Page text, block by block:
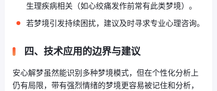
生理疾病相关（如心绞痛发作前常有此类梦境）。
若梦境引发持续困扰，建议及时寻求专业心理咨询。
四、技术应用的边界与建议
安心解梦虽然能识别多种梦境模式，但在个性化分析上
仍有局限，带有强烈情绪的梦境更容易被记住和分析，